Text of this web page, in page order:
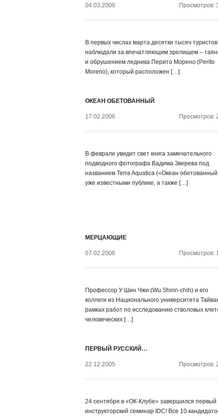
04.03.2006 Просмотров:
В первых числах марта десятки тысяч туристов
наблюдали за впечатляющим зрелищем –
и обрушением ледника Перито Морено (Perito
Moreno), который расположен […]
ОКЕАН ОБЕТОВАННЫЙ
17.02.2006 Просмотров:
В феврале увидит свет книга замечательного
подводного фотографа Вадима Зверева под
названием Terra Aquatica («Океан
уже известными публике, а также […]
МЕРЦАЮЩИЕ
07.02.2006 Просмотров:
Профессор У Шин Чжи (Wu Shinn-chih) и его
коллеги из Национального университета
рамках работ по исследованию стволовых
человеческих […]
ПЕРВЫЙ РУССКИЙ…
22.12.2005 Просмотров:
24 сентября в «ОК-Клубе» завершился первый
инструкторский семинар IDC! Все 10